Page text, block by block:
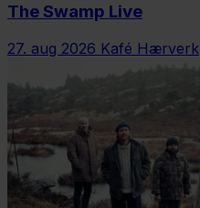
The Swamp Live
27. aug 2026 Kafé Hærverk